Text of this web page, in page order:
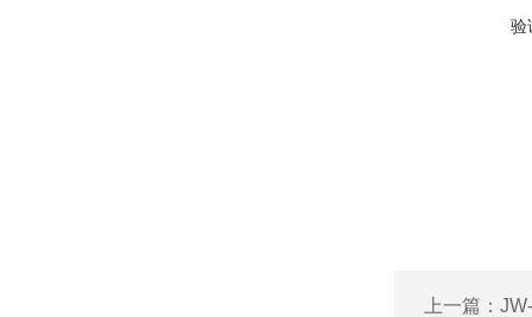
验
上一篇：